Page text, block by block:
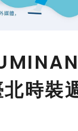
時裝